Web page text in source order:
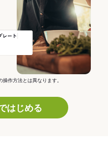
作方法とは異なります。
はじめる